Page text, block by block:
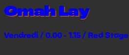
Omah Lay
Vendredi / 0.00 - 1.15 / Red Stage